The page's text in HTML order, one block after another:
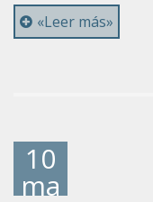
«Leer más»
10
ma